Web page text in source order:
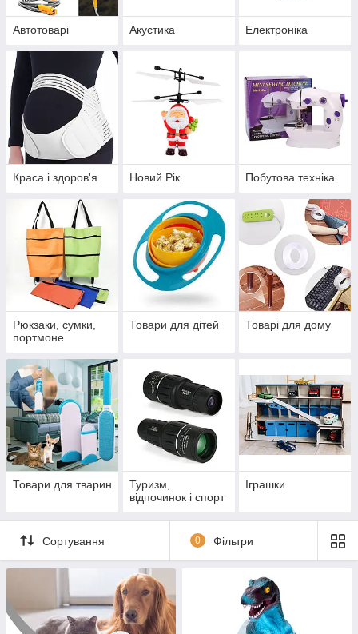
Автотоварі Акустика Електроніка
Краса і здоров'я Новий Рік Побутова техніка
Рюкзаки, сумки,
портмоне
Товари для дітей Товарі для дому
Товари для тварин
Туризм,
відпочинок і спорт
Іграшки
Сортування 0 Фільтри